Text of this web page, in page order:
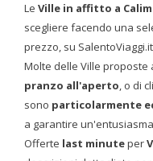
Le Ville in affitto a
scegliere facendo una
prezzo, su
Molte delle Ville proposte
pranzo all'aperto, o di
sono particolarmente
a garantire
Offerte last minuteper